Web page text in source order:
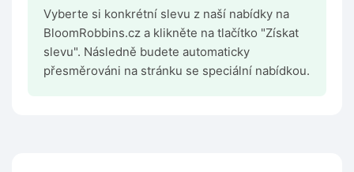
Vyberte si konkrétní slevu z naší nabídky na
BloomRobbins.cz a klikněte na tlačítko "Získat
slevu". Následně budete automaticky
přesměrováni na stránku se speciální nabídkou.